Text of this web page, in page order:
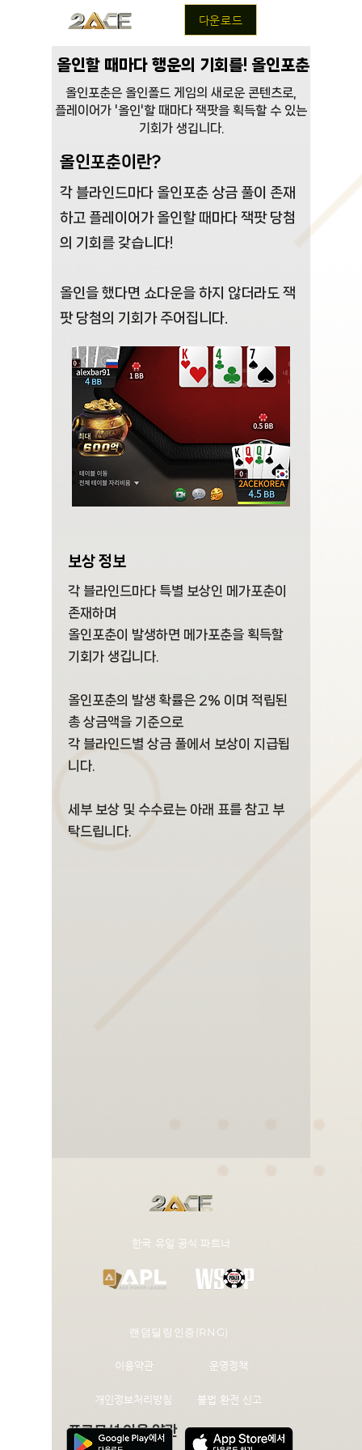
다운로드
올인할 때마다 행운의 기회를! 올인포춘
올인포춘은 올인폴드 게임의 새로운 콘텐츠로,
플레이어가 '올인'할 때마다 잭팟을 획득할 수 있는
기회가 생깁니다.
올인포춘이란?
각 블라인드마다 올인포춘 상금 풀이 존재
하고 플레이어가 올인할 때마다 잭팟 당첨
의 기회를 갖습니다!
올인을 했다면 쇼다운을 하지 않더라도 잭
팟 당첨의 기회가 주어집니다.
보상 정보
각 블라인드마다 특별 보상인 메가포춘이
존재하며
올인포춘이 발생하면 메가포춘을 획득할
기회가 생깁니다.
올인포춘의 발생 확률은 2% 이며 적립된
총 상금액을 기준으로
각 블라인드별 상금 풀에서 보상이 지급됩
니다.
세부 보상 및 수수료는 아래 표를 참고 부
탁드립니다.
프로모션 이용 약관
​한국 유일 공식 파트너
랜덤딜링인증(RNG)
이용약관
개인정보처리방침
운영정책
불법 환전 신고